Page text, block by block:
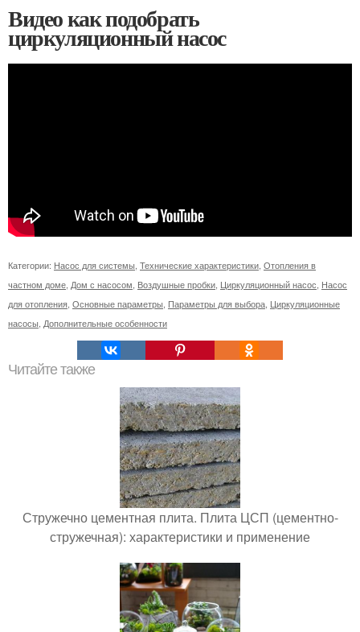
Видео как подобрать
циркуляционный насос
Категории: Насос для системы Технические характеристики Отопления в
частном доме Дом с насосом Воздушные пробки Циркуляционный насос Насос
для отопления Основные параметры Параметры для выбора Циркуляционные
насосы Дополнительные особенности
Читайте также
Стружечно цементная плита. Плита ЦСП (цементно-
стружечная): характеристики и применение